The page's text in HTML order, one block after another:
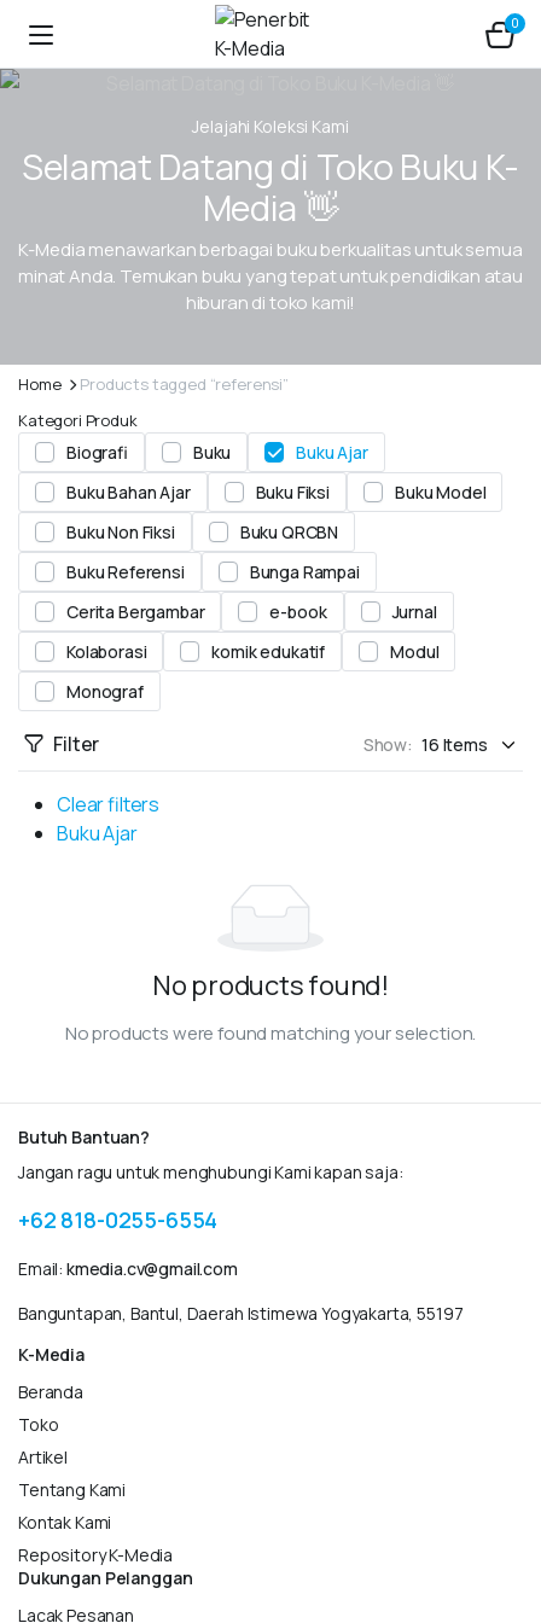
0
Jelajahi Koleksi Kami
Selamat Datang di Toko Buku K-
Media 👋
K-Media menawarkan berbagai buku berkualitas untuk semua
minat Anda. Temukan buku yang tepat untuk pendidikan atau
hiburan di toko kami!
Home
Products tagged “referensi”
Kategori Produk
Biografi Buku
Buku Ajar
Buku Bahan Ajar
Buku Fiksi
Buku Model
Buku Non Fiksi
Buku QRCBN
Buku Referensi
Bunga Rampai
Cerita Bergambar
e-book
Jurnal
Kolaborasi
komik edukatif
Modul
Monograf
Filter Show:
Clear filters
Buku Ajar
No products found!
No products were found matching your selection.
Butuh Bantuan?
Jangan ragu untuk menghubungi Kami kapan saja:
+62 818-0255-6554
Email: kmedia.cv@gmail.com
Banguntapan, Bantul, Daerah Istimewa Yogyakarta, 55197
K-Media
Beranda
Toko
Artikel
Tentang Kami
Kontak Kami
Repository K-Media
Dukungan Pelanggan
Lacak Pesanan